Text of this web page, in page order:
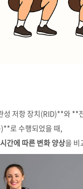
성 저항 장치(RID)**와 **
)**로 수행되었을 때,
시간에 따른변화양상을 비